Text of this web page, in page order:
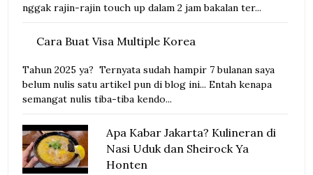
nggak rajin-rajin touch up dalam 2 jam bakalan ter...
Cara Buat Visa Multiple Korea
Tahun 2025 ya? Ternyata sudah hampir 7 bulanan saya
belum nulis satu artikel pun di blog ini... Entah kenapa
semangat nulis tiba-tiba kendo...
Apa Kabar Jakarta? Kulineran di
Nasi Uduk dan Sheirock Ya
Honten